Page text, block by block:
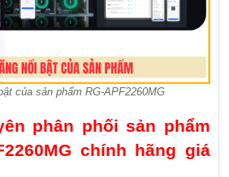
của sản phẩm RG‑APF2260MG
phân phối sản phẩm
chính hãng giá